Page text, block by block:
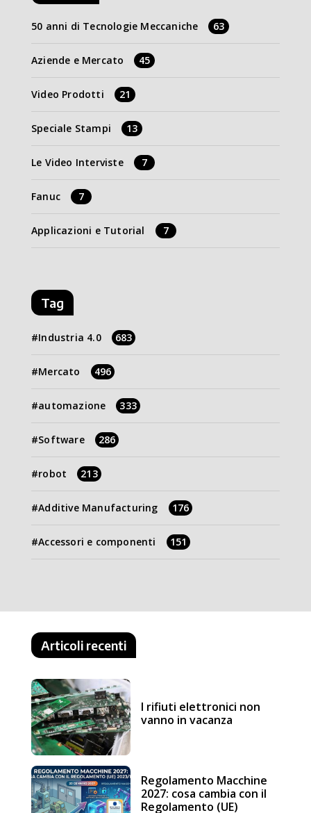
50 anni di Tecnologie Meccaniche 63
Aziende e Mercato 45
Video Prodotti 21
Speciale Stampi 13
Le Video Interviste 7
Fanuc 7
Applicazioni e Tutorial 7
Tag
Industria 4.0 683
Mercato 496
automazione 333
Software 286
robot 213
Additive Manufacturing 176
Accessori e componenti 151
Articoli recenti
I rifiuti elettronici non
vanno in vacanza
Regolamento Macchine
2027: cosa cambia con il
Regolamento (UE)